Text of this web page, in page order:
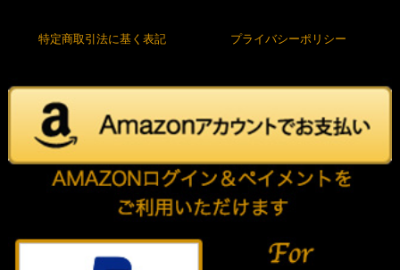
特定商取引法に基く表記 プライバシーポリシー